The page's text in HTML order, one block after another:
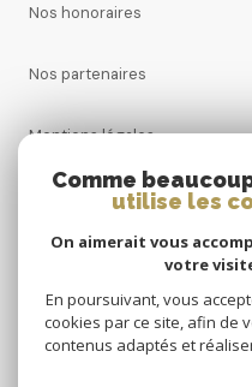
Nos honoraires
Nos partenaires
Mentions légales
Cookies
Comme
utilise les
On aimerait vous
votre
En poursuivant, vous
cookies par ce site, afin de
contenus adaptés et